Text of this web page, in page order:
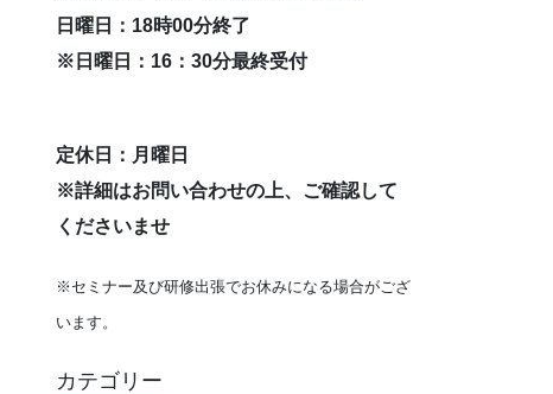
日曜日：18時00分終了
※日曜日：16：30分最終受付
定休日：月曜日
※詳細はお問い合わせの上、ご確認して
くださいませ
※セミナー及び研修出張でお休みになる場合がござ
います。
カテゴリー